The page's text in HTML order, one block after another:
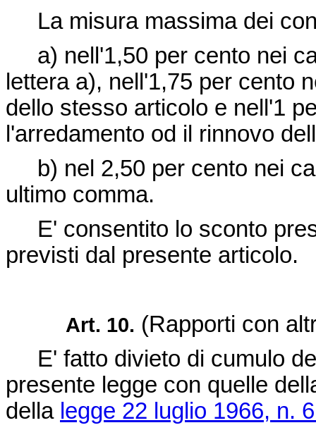
La misura massima dei
a) nell'1,50 per cento nei
lettera a), nell'1,75 per cento
dello stesso articolo e nell'1
l'arredamento od il rinnovo
b) nel 2,50 per cento nei
ultimo comma.
E' consentito lo sconto
previsti dal presente articolo.
Art. 10. (Rapporti con
E' fatto divieto di cumulo
presente legge con quelle
della legge 22 luglio 1966, n.